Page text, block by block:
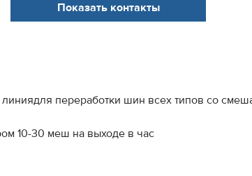
Показать контакты
переработки шин всех типов со
10-30 меш на выходе в час